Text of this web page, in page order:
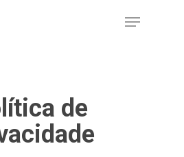
de